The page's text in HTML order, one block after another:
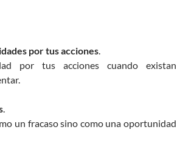
por tus acciones.
por tus acciones cuando existan
.
un fracaso sino como una oportunidad